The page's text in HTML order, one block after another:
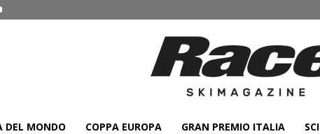
DEL MONDO COPPA EUROPA GRAN PREMIO ITALIA